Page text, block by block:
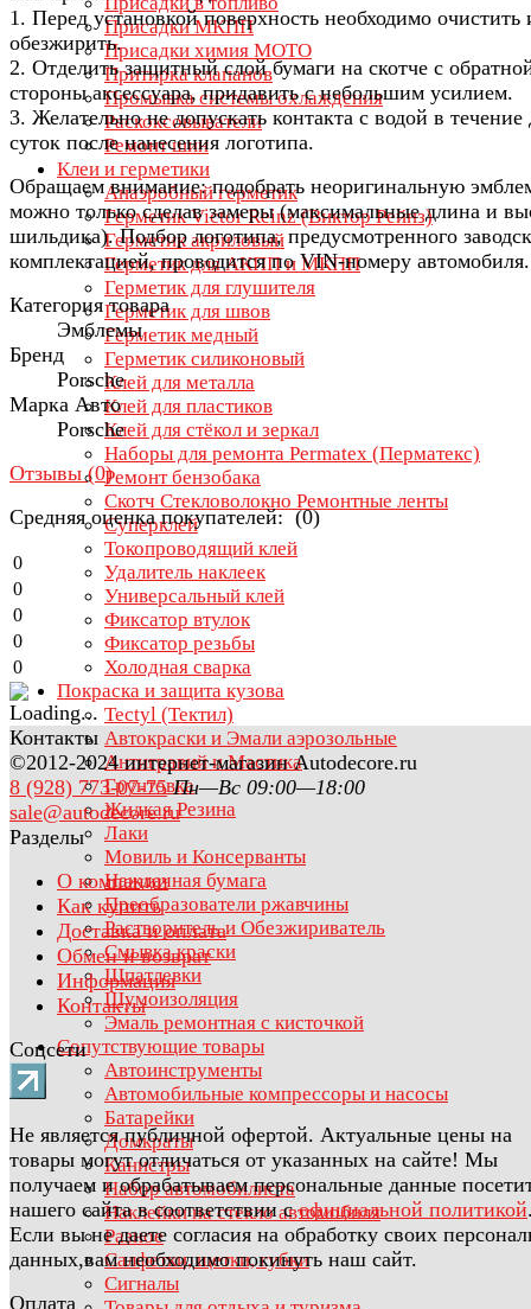
Присадки МКПП
Присадки химия МОТО
Притирка клапанов
Промывка системы охлаждения
Раскоксовыватели
Ремонт шин
Клеи и герметики
Анаэробный герметик
Герметик Victor Reinz (Виктор Рейнз)
Герметик акриловый
Герметик для АКПП и МКПП
Герметик для глушителя
Герметик для швов
Герметик медный
Герметик силиконовый
Клей для металла
Клей для пластиков
Клей для стёкол и зеркал
Наборы для ремонта Permatex (Перматекс)
Ремонт бензобака
Скотч Стекловолокно Ремонтные ленты
Суперклей
Токопроводящий клей
Удалитель наклеек
Универсальный клей
Фиксатор втулок
Фиксатор резьбы
Холодная сварка
Покраска и защита кузова
Tectyl (Тектил)
Автокраски и Эмали аэрозольные
Антигравий и Мастика
Грунтовка
Жидкая Резина
Лаки
Мовиль и Консерванты
Наждачная бумага
Преобразователи ржавчины
Растворитель и Обезжириватель
Смывка краски
Шпатлевки
Шумоизоляция
Эмаль ремонтная с кисточкой
Сопутствующие товары
Автоинструменты
Автомобильные компрессоры и насосы
Батарейки
Домкраты
Канистры
Набор автомобилиста
Наклейки на стекло автомобиля
Разное
Салфетки, щетки, губки
Сигналы
1. Перед установкой поверхность необходимо очистить
обезжирить.
2. Отделить защитный слой бумаги на скотче с
стороны аксессуара, придавить с небольшим усилием.
3. Желательно не допускать контакта с водой в течение
суток после нанесения логотипа.
Обращаем внимание: подобрать неоригинальную
можно только сделав замеры (максимальные длина и
шильдика). Подбор логотипа, предусмотренного
комплектацией, проводится по VIN-номеру автомобиля.
Категория товара
Эмблемы
Бренд
Porsche
Марка Авто
Porsche
Отзывы (0)
Средняя оценка покупателей: (0)
0
0
0
0
0
Контакты
©2012-2024 интернет-магазин Autodecore.ru
8 (928) 773-07-75 Пн—Вс 09:00—18:00
sale@autodecore.ru
Разделы
О компании
Как купить
Доставка и оплата
Обмен и возврат
Информация
Контакты
Соцсети
Не является публичной офертой. Актуальные цены на
товары могут отличаться от указанных на сайте! Мы
получаем и обрабатываем персональные данные
нашего сайта в соответствии софициальной политикой
Если вы не даете согласия на обработку своих
данных,вам необходимо покинуть наш сайт.
Оплата